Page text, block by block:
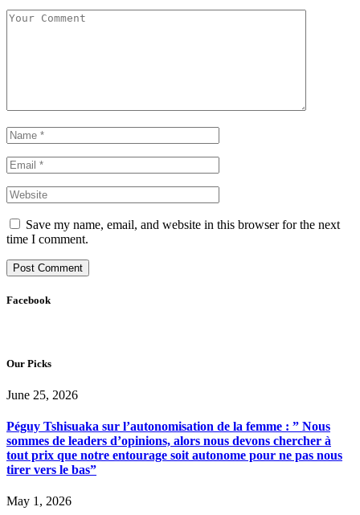
Save my name, email, and website in this browser for the next
time I comment.
Facebook
Our Picks
June 25, 2026
Péguy Tshisuaka sur l’autonomisation de la femme : ” Nous
sommes de leaders d’opinions, alors nous devons chercher à
tout prix que notre entourage soit autonome pour ne pas nous
tirer vers le bas”
May 1, 2026